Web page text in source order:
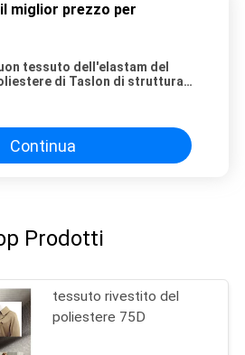
miglior prezzo per
tessuto dell'elastam del
di Taslon di struttura
Continua
Prodotti
tessuto rivestito del
poliestere 75D